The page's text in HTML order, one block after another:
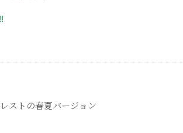
‼️
ストの春夏バージョン